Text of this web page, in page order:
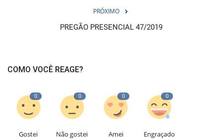
PRÓXIMO
PREGÃO PRESENCIAL 47/2019
COMO VOCÊ REAGE?
0
Gostei
0
Não gostei
0
Amei
0
Engraçado